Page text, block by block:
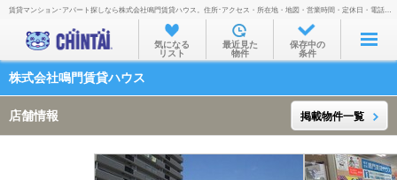
お部屋を探す
沿線・駅から
通勤通学時間から
賃貸マンション･アパート探しなら株式会社鳴門賃貸ハウス。住所･アクセス・所在地・地図・営業時間・定休日・電話番号などを掲載。
気になる
リスト
最近見た
物件
保存中の
条件
株式会社鳴門賃貸ハウス
店舗情報 掲載物件一覧